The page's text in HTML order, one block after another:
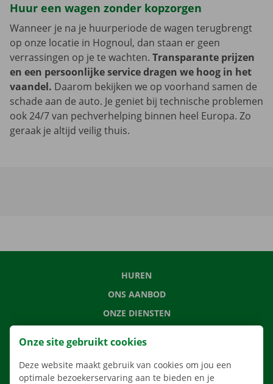
Huur een wagen zonder kopzorgen
Wanneer je na je huurperiode de wagen terugbrengt
op onze locatie in Hognoul, dan staan er geen
verrassingen op je te wachten. Transparante prijzen
en een persoonlijke service dragen we hoog in het
vaandel. Daarom bekijken we op voorhand samen de
schade aan de auto. Je geniet bij technische problemen
ook 24/7 van pechverhelping binnen heel Europa. Zo
geraak je altijd veilig thuis.
HUREN
ONS AANBOD
ONZE DIENSTEN
VERHUISOPLOSSINGEN
Onze site gebruikt cookies
Deze website maakt gebruik van cookies om jou een
optimale bezoekerservaring aan te bieden en je